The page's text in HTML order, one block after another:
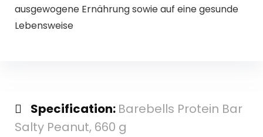
ausgewogene Ernährung sowie auf eine gesunde
Lebensweise
Specification: Barebells Protein Bar
Salty Peanut, 660 g